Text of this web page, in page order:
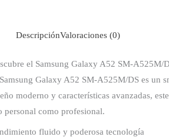
DescripciónValoraciones (0)
el Samsung Galaxy A52 SM-A525M/
Galaxy A52 SM-A525M/DS es un
moderno y características avanzadas,
personal como profesional.
fluido y poderosa tecnología